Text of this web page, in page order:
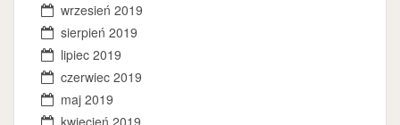
wrzesień 2019
sierpień 2019
lipiec 2019
czerwiec 2019
maj 2019
kwiecień 2019